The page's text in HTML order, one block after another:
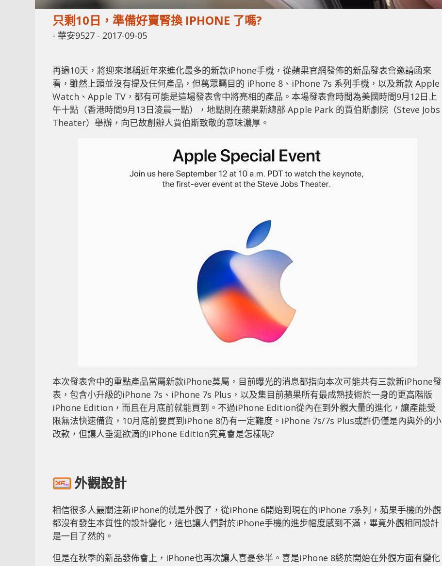
只剩10日，準備好賣腎換 IPHONE 了嗎?
- 華安9527 - 2017-09-05
再過10天，將迎來堪稱近年來進化最多的新款iPhone手機，從蘋果官網發佈的新品發表會邀請函來
看，雖然上頭並沒有提及任何產品，但萬眾矚目的 iPhone 8、iPhone 7s 系列手機，以及新款 Apple
Watch、Apple TV，都有可能是這場發表會中將亮相的產品。本場發表會時間為美國時間9月12日上
午十點（香港時間9月13日淩晨一點），地點則在蘋果新總部 Apple Park 的賈伯斯劇院（Steve Jobs
Theater）舉辦，向已故創辦人賈伯斯致敬的意味濃厚。
本次發表會中的重點產品當屬新款iPhone莫屬，目前曝光的消息都指向本次可能共有三款新iPhone發
表，包含小升級的iPhone 7s、iPhone 7s Plus，以及集目前蘋果所有最成熟技術於一身的更高階版
iPhone Edition，而且在月底前就能買到。不過iPhone Edition從內在到外觀大量的進化，讓產能受
限無法快速備貨，10月底前要買到iPhone 8仍有一定難度。iPhone 7s/7s Plus或許仍僅是內與外的小
改款，但讓人垂涎欲滴的iPhone Edition究竟會是怎樣呢?
外觀設計
相信很多人最關注新iPhone的就是外觀了，從iPhone 6開始到現在的iPhone 7系列，蘋果手機的外觀
都沒有發生本質性的設計變化，這也讓人們對於iPhone手機的進步幅度感到不滿，畢竟外觀相同設計
是一目了然的。
但是在秋季的新品發佈會上，iPhone也再次讓人喜憂參半。喜是iPhone 8終於開始在外觀方面有變化